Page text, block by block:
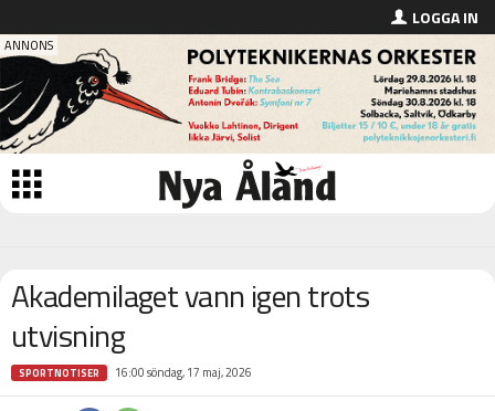
LOGGA IN
Akademilaget vann igen trots
utvisning
SPORTNOTISER 16:00 söndag, 17 maj, 2026